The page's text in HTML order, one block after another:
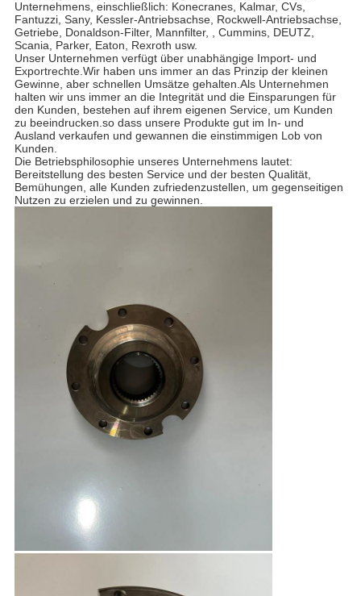
Unternehmens, einschließlich: Konecranes, Kalmar, CVs,
Fantuzzi, Sany, Kessler-Antriebsachse, Rockwell-Antriebsachse,
Getriebe, Donaldson-Filter, Mannfilter, , Cummins, DEUTZ,
Scania, Parker, Eaton, Rexroth usw.
Unser Unternehmen verfügt über unabhängige Import- und
Exportrechte.Wir haben uns immer an das Prinzip der kleinen
Gewinne, aber schnellen Umsätze gehalten.Als Unternehmen
halten wir uns immer an die Integrität und die Einsparungen für
den Kunden, bestehen auf ihrem eigenen Service, um Kunden
zu beeindrucken.so dass unsere Produkte gut im In- und
Ausland verkaufen und gewannen die einstimmigen Lob von
Kunden.
Die Betriebsphilosophie unseres Unternehmens lautet:
Bereitstellung des besten Service und der besten Qualität,
Bemühungen, alle Kunden zufriedenzustellen, um gegenseitigen
Nutzen zu erzielen und zu gewinnen.